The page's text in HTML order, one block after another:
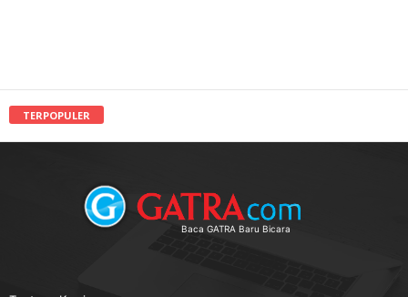
TERPOPULER
Baca GATRA Baru Bicara